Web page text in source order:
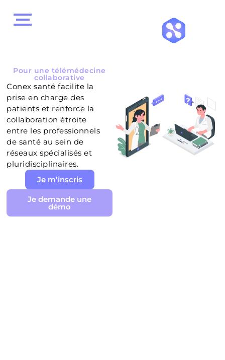
Pour une télémédecine
collaborative
Conex santé facilite la
prise en charge des
patients et renforce la
collaboration étroite
entre les professionnels
de santé au sein de
réseaux spécialisés et
pluridisciplinaires.
Je m’inscris
Je demande une
démo